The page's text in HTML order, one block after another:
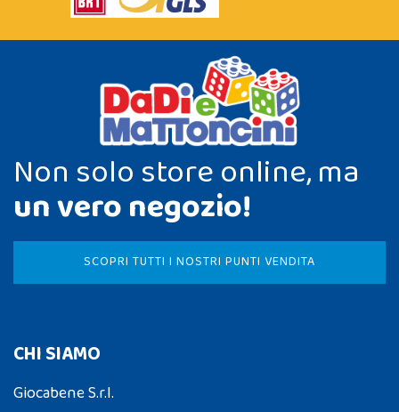
Non solo store online, ma
un vero negozio!
SCOPRI TUTTI I NOSTRI PUNTI VENDITA
CHI SIAMO
Giocabene S.r.l.